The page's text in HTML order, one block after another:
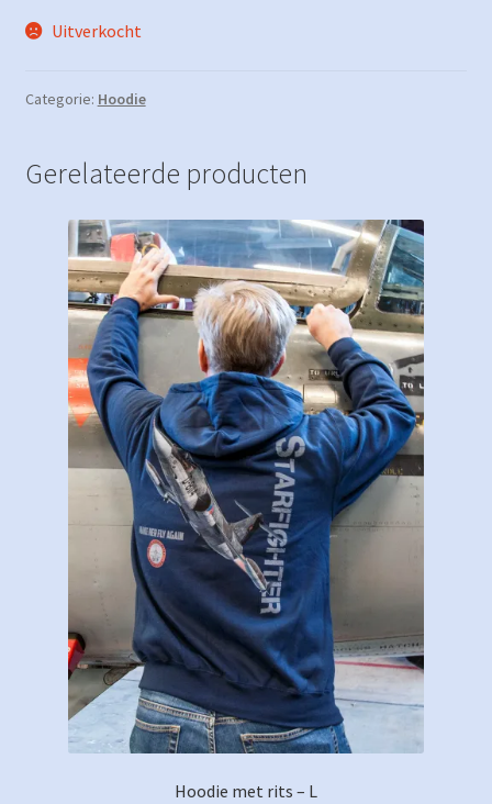
Uitverkocht
Categorie: Hoodie
Gerelateerde producten
Hoodie met rits – L